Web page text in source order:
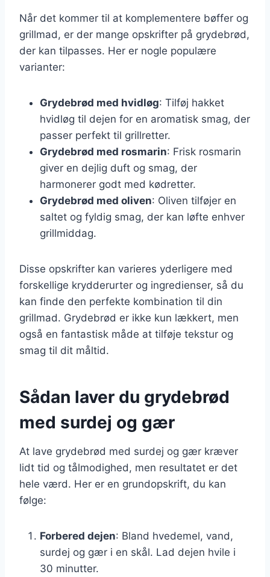
Når det kommer til at komplementere bøffer og
grillmad, er der mange opskrifter på grydebrød,
der kan tilpasses. Her er nogle populære
varianter:
Grydebrød med hvidløg: Tilføj hakket
hvidløg til dejen for en aromatisk smag, der
passer perfekt til grillretter.
Grydebrød med rosmarin: Frisk rosmarin
giver en dejlig duft og smag, der
harmonerer godt med kødretter.
Grydebrød med oliven: Oliven tilføjer en
saltet og fyldig smag, der kan løfte enhver
grillmiddag.
Disse opskrifter kan varieres yderligere med
forskellige krydderurter og ingredienser, så du
kan finde den perfekte kombination til din
grillmad. Grydebrød er ikke kun lækkert, men
også en fantastisk måde at tilføje tekstur og
smag til dit måltid.
Sådan laver du grydebrød
med surdej og gær
At lave grydebrød med surdej og gær kræver
lidt tid og tålmodighed, men resultatet er det
hele værd. Her er en grundopskrift, du kan
følge:
Forbered dejen: Bland hvedemel, vand,
surdej og gær i en skål. Lad dejen hvile i
30 minutter.